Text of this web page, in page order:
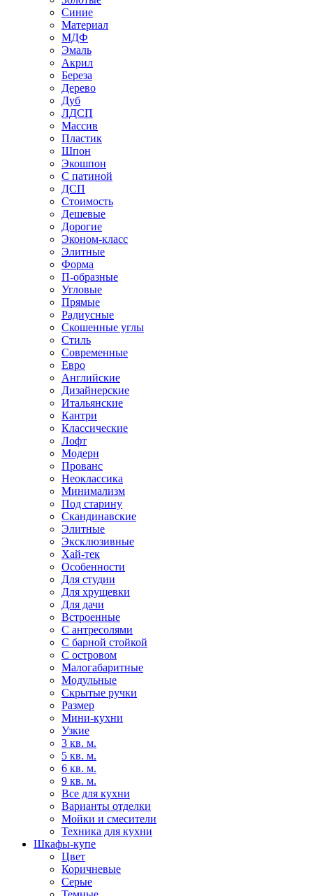
Синие
Материал
МДФ
Эмаль
Акрил
Береза
Дерево
Дуб
ЛДСП
Массив
Пластик
Шпон
Экошпон
С патиной
ДСП
Стоимость
Дешевые
Дорогие
Эконом-класс
Элитные
Форма
П-образные
Угловые
Прямые
Радиусные
Скошенные углы
Стиль
Современные
Евро
Английские
Дизайнерские
Итальянские
Кантри
Классические
Лофт
Модерн
Прованс
Неоклассика
Минимализм
Под старину
Скандинавские
Элитные
Эксклюзивные
Хай-тек
Особенности
Для студии
Для хрущевки
Для дачи
Встроенные
С антресолями
С барной стойкой
С островом
Малогабаритные
Модульные
Скрытые ручки
Размер
Мини-кухни
Узкие
3 кв. м.
5 кв. м.
6 кв. м.
9 кв. м.
Все для кухни
Варианты отделки
Мойки и смесители
Техника для кухни
Шкафы-купе
Цвет
Коричневые
Серые